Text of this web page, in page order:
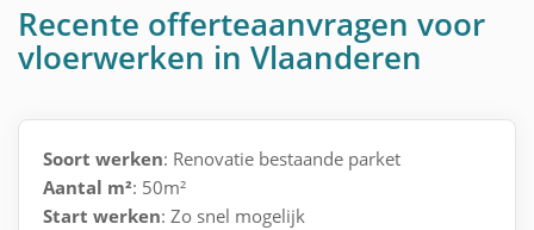
Recente offerteaanvragen voor
vloerwerken in Vlaanderen
Soort werken: Renovatie bestaande parket
Aantal m²: 50m²
Start werken: Zo snel mogelijk